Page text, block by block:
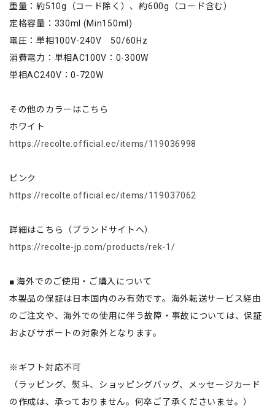
重量：約510g（コード除く）、約600g（コード含む）
定格容量：330ml (Min150ml)
電圧：単相100V-240V 50/60Hz
消費電力：単相AC100V：0-300W
単相AC240V：0-720W
その他のカラーはこちら
ホワイト
https://recolte.official.ec/items/119036998
ピンク
https://recolte.official.ec/items/119037062
詳細はこちら（ブランドサイトへ）
https://recolte-jp.com/products/rek-1/
■ 海外でのご使用・ご購入について
本製品の保証は日本国内のみ有効です。海外転送サービス経由
のご注文や、海外での使用に伴う故障・事故については、保証
およびサポートの対象外となります。
※ギフト対応不可
（ラッピング、熨斗、ショッピングバッグ、メッセージカード
の作成は、承っておりません。何卒ご了承くださいませ。）